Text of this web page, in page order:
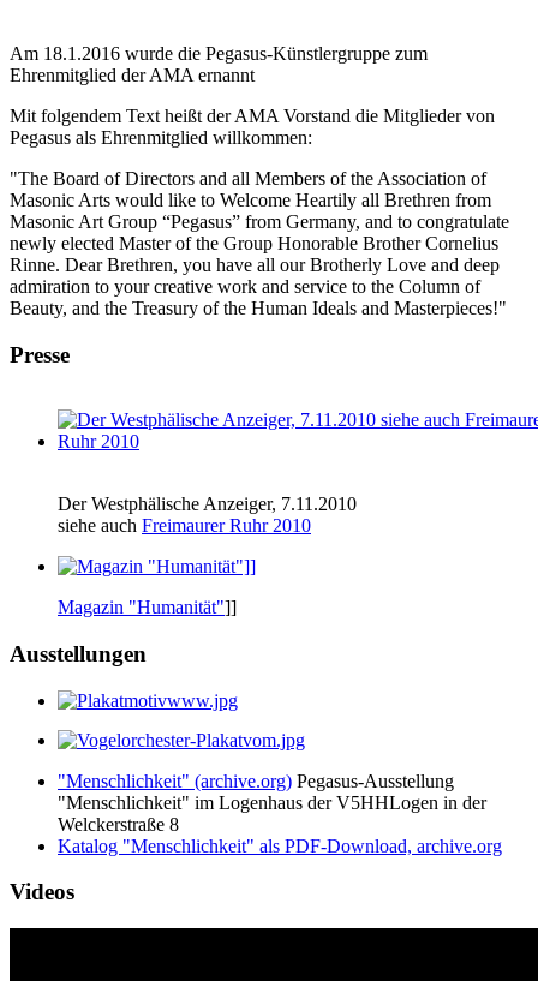
Am 18.1.2016 wurde die Pegasus-Künstlergruppe zum
Ehrenmitglied der AMA ernannt
Mit folgendem Text heißt der AMA Vorstand die Mitglieder von
Pegasus als Ehrenmitglied willkommen:
"The Board of Directors and all Members of the Association of
Masonic Arts would like to Welcome Heartily all Brethren from
Masonic Art Group “Pegasus” from Germany, and to congratulate
newly elected Master of the Group Honorable Brother Cornelius
Rinne. Dear Brethren, you have all our Brotherly Love and deep
admiration to your creative work and service to the Column of
Beauty, and the Treasury of the Human Ideals and Masterpieces!"
Presse
Der Westphälische Anzeiger, 7.11.2010
siehe auch Freimaurer Ruhr 2010
Magazin "Humanität"]]
Ausstellungen
"Menschlichkeit" (archive.org) Pegasus-Ausstellung
"Menschlichkeit" im Logenhaus der V5HHLogen in der
Welckerstraße 8
Katalog "Menschlichkeit" als PDF-Download, archive.org
Videos